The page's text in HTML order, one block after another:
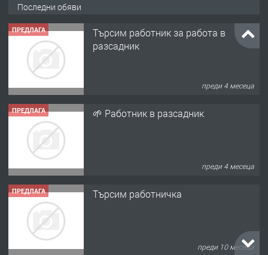
Последни обяви
ПРЕДЛАГА
Търсим работник за работа в
разсадник
преди 4 месеца
ПРЕДЛАГА 🌱 Работник в разсадник
преди 4 месеца
ПРЕДЛАГА Търсим работничка
преди 10 месеца